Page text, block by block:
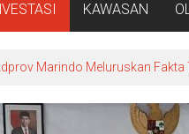
KAWASAN
Marindo Meluruskan